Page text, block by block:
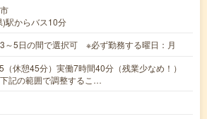
)駅からバス10分
～5日の間で選択可 ※必ず勤務する曜日：月
休憩45分）実働7時間40分（残業少なめ！）
記の範囲で調整するこ…